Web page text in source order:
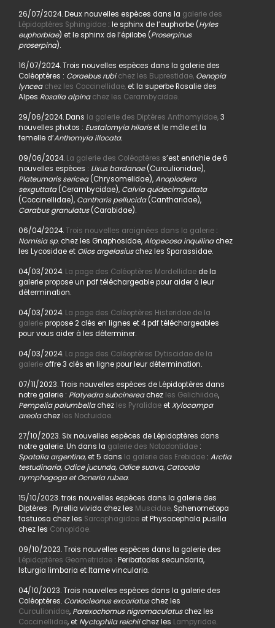
26/07/2024. Deux nouvelles espèces dans la galerie des
Lépidoptères Sphingidae: le sphinx de l’euphorbe (Hyles
euphorbiae) et le sphinx de l’épilobe (Proserpinus
proserpina).
16/07/2024. Trois nouvelles espèces dans la galerie des
Coléoptères : Coraebus rubi chez les Buprestidae, Oenopia
lyncea chez les Coccinellidae,et la superbe Rosalie des
Alpes Rosalia alpina chez les Cerambycidae.
29/06/2024. Dans la galerie des Diptères Anthomyidae,3
nouvelles photos : Eustalomyia hilariset le mâle et la
femelle d’Anthomyia illocata.
09/06/2024.La galerie des Coléoptères s’est enrichie de 6
nouvelles espèces : Lixus bardanae(Curculionidae),
Plateumaris sericea(Chrysomelidae),Anoplodera
sexguttata(Cerambycidae), Calvia quidecimguttata
(Coccinellidae), Cantharis pellucida(Cantharidae),
Carabus granulatus(Carabidae).
06/04/2024.Trois nouvelles araignées dans la galerie:
Nomisia sp. chez les Gnaphosidae,Alopecosa inquilinachez
les Lycosidae et Olios argelasiuschez les Sparassidae.
04/03/2024. La page des Coléoptères Mordellidaede la
galerie propose un pdf téléchargeable pour aider à leur
détermination.
04/03/2024. La page des Coléoptères Histeridae de la
galeriepropose 2 clés en lignes et 4 pdf téléchargeables
pour vous aider à les déterminer.
04/03/2024. La page des Coléoptères Dytiscidae de la
galerieoffre 3 clés en ligne pour leur détermination.
07/11/2023. Trois nouvelles espèces de Lépidoptères dans
notre galerie : Platyedra subcinereachez les Gelichiidae,
Pempelia palumbellachez les PyralidaeetXylocampa
areolachez les Noctuidae.
27/10/2023. Six nouvelles espèces de Lépidoptères dans
notre galerie. Un dans la galerie des Notodontidae:
Spatalia argentina, et 5 dans la galerie des Erebidae: Arctia
testudinaria, Odice jucunda, Odice suava, Catocala
nymphogoga et Ocneria rubea.
15/10/2023. trois nouvelles espèces dans la galerie des
Diptères : Pyrellia vivida chez les Muscidae,Sphenometopa
fastuosa chez les Sarcophagidaeet Physocephala pusilla
chez les Conopidae.
09/10/2023. Trois nouvelles espèces dans la galerie des
Lépidoptères Geometridae: Peribatodes secundaria,
Isturgia limbaria et Itame vincularia.
04/10/2023. Trois nouvelles espèces dans la galerie des
Coléoptères. Coniocleonus excoriatuschez les
Curculionidae, Parexochomus nigromaculatuschez les
Coccinellidae, et Nyctophila reichiichez les Lampyridae.